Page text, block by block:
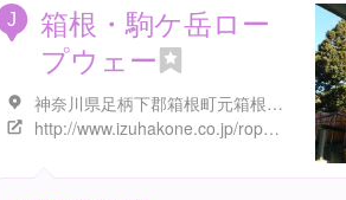
J
箱根・駒ケ岳ロー
プウェー
神奈川県足柄下郡箱根町元箱根１３８
http://www.izuhakone.co.jp/ropeway/